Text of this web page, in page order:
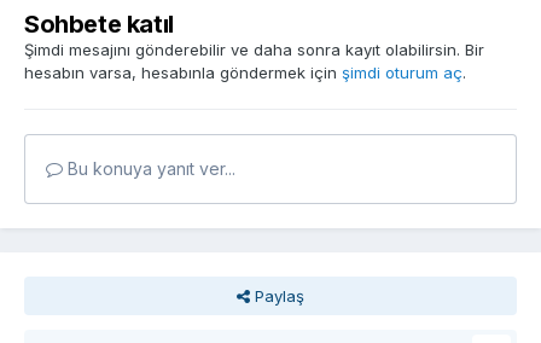
Sohbete katıl
Şimdi mesajını gönderebilir ve daha sonra kayıt olabilirsin. Bir
hesabın varsa, hesabınla göndermek için şimdi oturum aç.
Bu konuya yanıt ver...
Paylaş